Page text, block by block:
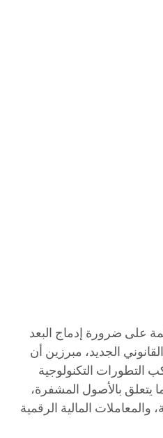
على ضرورة إدماج البعد
الجديد، مبرزين أن
التطورات التكنولوجية
يتعلق بالأصول المشفرة،
والمعاملات المالية الرقمية